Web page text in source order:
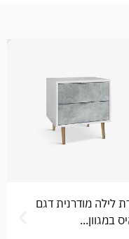
לילה מודרנית דגם
במגוון...